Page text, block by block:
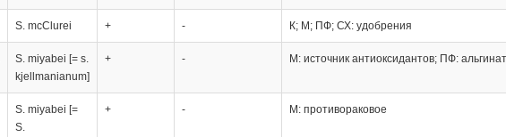
S. mcClurei + - К; М; ПФ; СХ: удобрения
S. miyabei [= s.
kjellmanianum]
+ - М: источник антиоксидантов; ПФ:
S. miyabei [=
S.
+ - М: противораковое